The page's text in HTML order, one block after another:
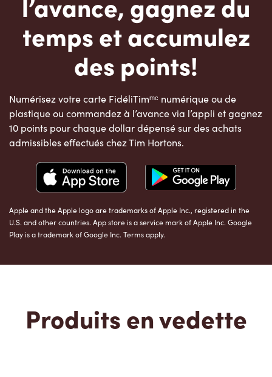
temps et accumulez
des points!
Numérisez votre carte FidéliTimᵐᶜ numérique ou de
plastique ou commandez à l’avance via l’appli et gagnez
10 points pour chaque dollar dépensé sur des achats
admissibles effectués chez Tim Hortons.
Apple and the Apple logo are trademarks of Apple Inc., registered in the
U.S. and other countries. App store is a service mark of Apple Inc. Google
Play is a trademark of Google Inc. Terms apply.
Produits en vedette